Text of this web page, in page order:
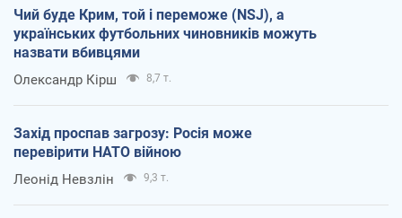
Чий буде Крим, той і переможе (NSJ), а
українських футбольних чиновників можуть
назвати вбивцями
Олександр Кірш 8,7 т.
Захід проспав загрозу: Росія може
перевірити НАТО війною
Леонід Невзлін 9,3 т.